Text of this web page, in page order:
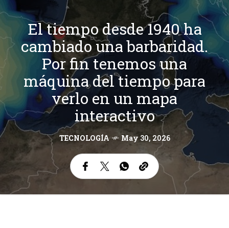
El tiempo desde 1940 ha
cambiado una barbaridad.
Por fin tenemos una
máquina del tiempo para
verlo en un mapa
interactivo
TECNOLOGÍA May 30, 2026